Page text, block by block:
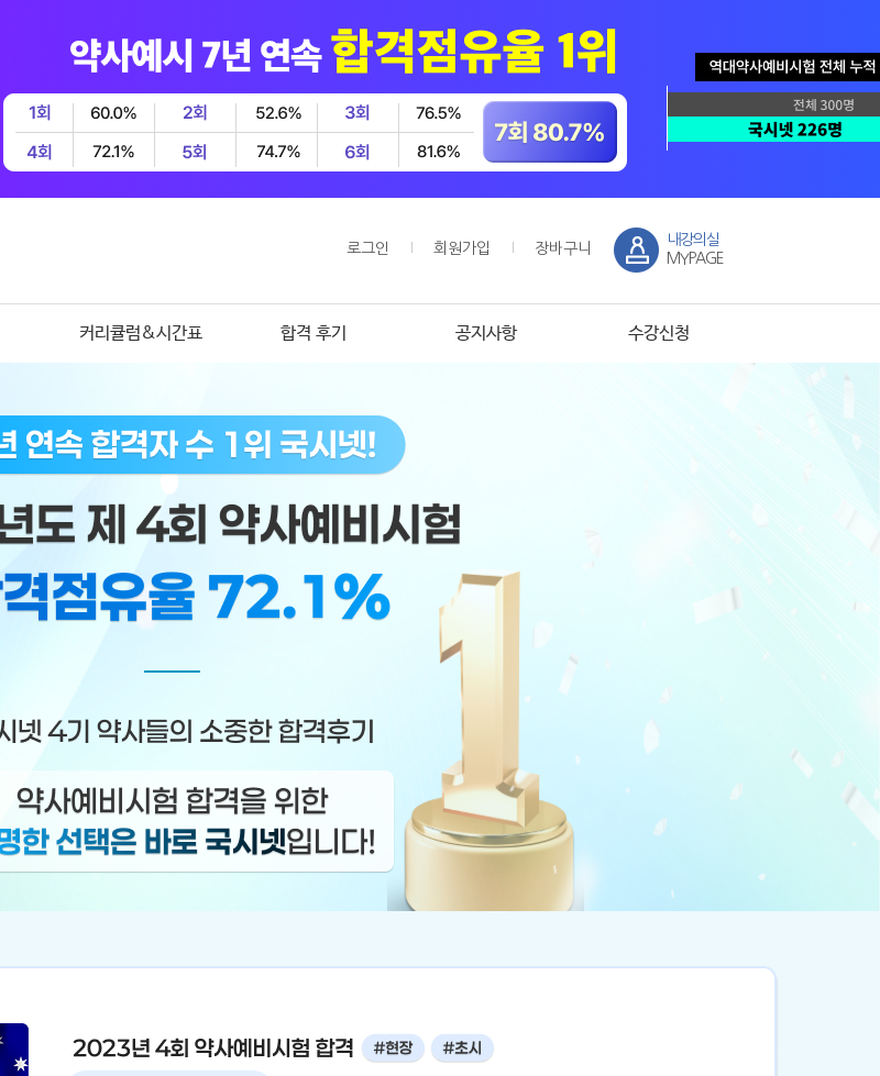
로그인 회원가입 장바구니
내강의실
MYPAGE
커리큘럼&시간표 합격 후기 공지사항 수강신청